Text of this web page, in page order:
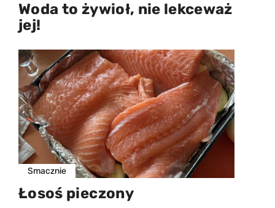
Woda to żywioł, nie lekceważ
jej!
Smacznie
Łosoś pieczony